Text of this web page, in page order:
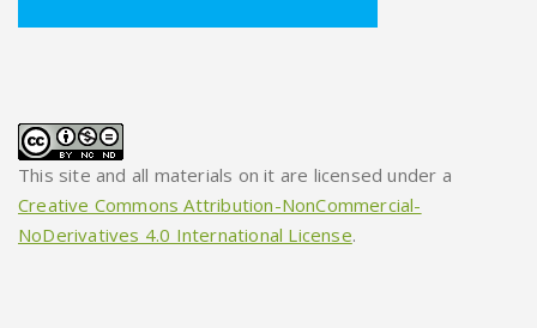
This site and all materials on it are licensed under a
Creative Commons Attribution-NonCommercial-
NoDerivatives 4.0 International License.